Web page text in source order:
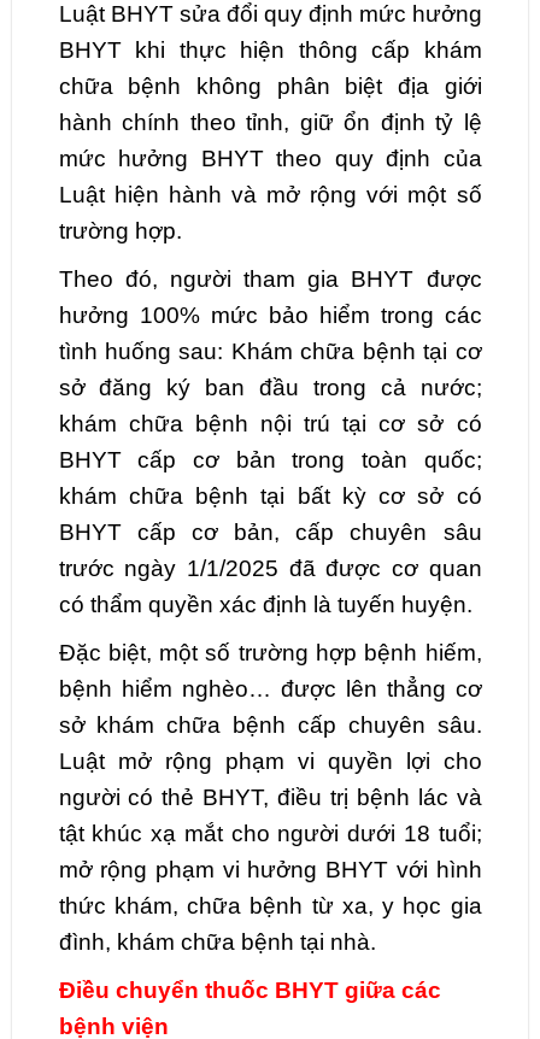
Luật BHYT sửa đổi quy định mức hưởng
BHYT khi thực hiện thông cấp khám
chữa bệnh không phân biệt địa giới
hành chính theo tỉnh, giữ ổn định tỷ lệ
mức hưởng BHYT theo quy định của
Luật hiện hành và mở rộng với một số
trường hợp.
Theo đó, người tham gia BHYT được
hưởng 100% mức bảo hiểm trong các
tình huống sau: Khám chữa bệnh tại cơ
sở đăng ký ban đầu trong cả nước;
khám chữa bệnh nội trú tại cơ sở có
BHYT cấp cơ bản trong toàn quốc;
khám chữa bệnh tại bất kỳ cơ sở có
BHYT cấp cơ bản, cấp chuyên sâu
trước ngày 1/1/2025 đã được cơ quan
có thẩm quyền xác định là tuyến huyện.
Đặc biệt, một số trường hợp bệnh hiếm,
bệnh hiểm nghèo… được lên thẳng cơ
sở khám chữa bệnh cấp chuyên sâu.
Luật mở rộng phạm vi quyền lợi cho
người có thẻ BHYT, điều trị bệnh lác và
tật khúc xạ mắt cho người dưới 18 tuổi;
mở rộng phạm vi hưởng BHYT với hình
thức khám, chữa bệnh từ xa, y học gia
đình, khám chữa bệnh tại nhà.
Điều chuyển thuốc BHYT giữa các
bệnh viện